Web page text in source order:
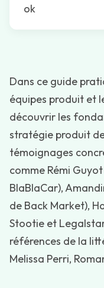
ok
Dans ce guide
équipes produit et
découvrir les
stratégie produit
témoignages
comme Rémi
BlaBlaCar),
de Back Market),
Stootie et
références de la
Melissa Perri,